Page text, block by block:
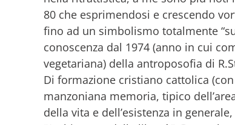
80 che esprimendosi e crescendo
fino ad un simbolismo totalmente
conoscenza dal 1974 (anno in cui
vegetariana) della antroposofia di
Di formazione cristiano cattolica
manzoniana memoria, tipico
della vita e dell’esistenza in